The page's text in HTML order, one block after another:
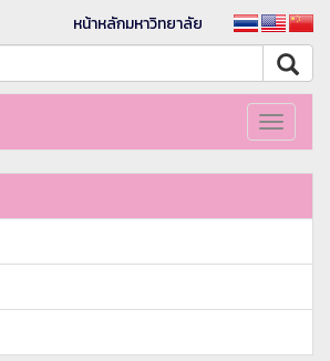
หน้าหลักมหาวิทยาลัย
Toggle